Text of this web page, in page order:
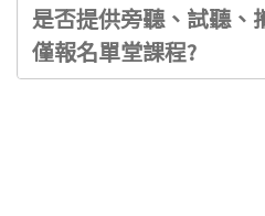
是否提供旁聽、試聽、
僅報名單堂課程?